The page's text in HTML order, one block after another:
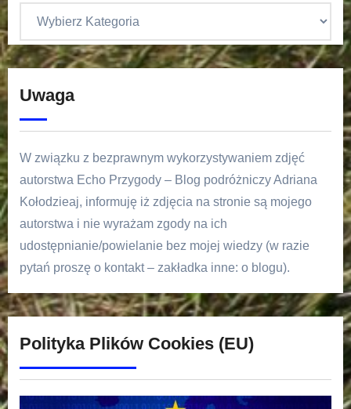
Uwaga
W związku z bezprawnym wykorzystywaniem zdjęć
autorstwa Echo Przygody – Blog podróżniczy Adriana
Kołodzieaj, informuję iż zdjęcia na stronie są mojego
autorstwa i nie wyrażam zgody na ich
udostępnianie/powielanie bez mojej wiedzy (w razie
pytań proszę o kontakt – zakładka inne: o blogu).
Polityka Plików Cookies (EU)